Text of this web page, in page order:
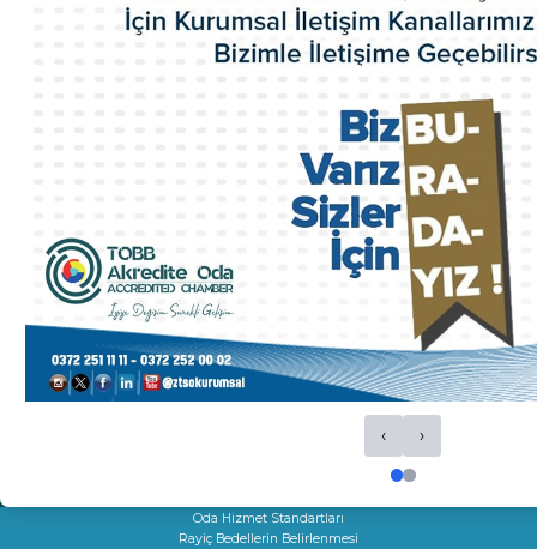
‹ ›
Faaliyet Raporları
ZTSO Dış Ticaret Destek Ofisi
ZTSO İş Planı
HİZMETLERİMİZ
Ticaret Sicil İşlemleri
Kapasite Raporları
Sigortacılık Levha Kaydı
Faaliyet Belgesi
Mersis
Yerli Malı Belgesi
Oda Hizmet Standartları
Rayiç Bedellerin Belirlenmesi